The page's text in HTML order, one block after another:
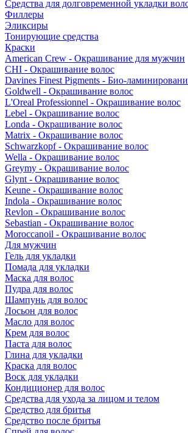
Средства для долговременной укладки
Филлеры
Эликсиры
Тонирующие средства
Краски
American Crew - Окрашивание для мужчин
CHI - Окрашивание волос
Davines Finest Pigments - Био-
Goldwell - Окрашивание волос
L'Oreal Professionnel - Окрашивание волос
Lebel - Окрашивание волос
Londa - Окрашивание волос
Matrix - Окрашивание волос
Schwarzkopf - Окрашивание волос
Wella - Окрашивание волос
Greymy - Окрашивание волос
Glynt - Окрашивание волос
Keune - Окрашивание волос
Indola - Окрашивание волос
Revlon - Окрашивание волос
Sebastian - Окрашивание волос
Moroccanoil - Окрашивание волос
Для мужчин
Гель для укладки
Помада для укладки
Маска для волос
Пудра для волос
Шампунь для волос
Лосьон для волос
Масло для волос
Крем для волос
Паста для волос
Глина для укладки
Краска для волос
Воск для укладки
Кондиционер для волос
Средства для ухода за лицом и телом
Средство для бритья
Средство после бритья